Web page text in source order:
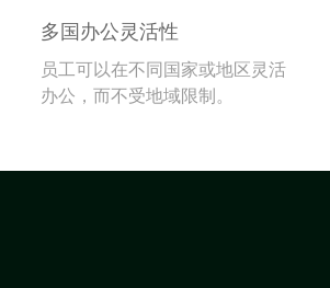
多国办公灵活性
员工可以在不同国家或地区灵活
办公，而不受地域限制。